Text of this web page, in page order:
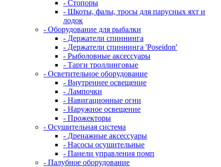
- Стопоры
- Шкоты, фалы, тросы для парусных яхт и
лодок
- Оборудование для рыбалки
- Держатели спиннинга
- Держатели спиннинга 'Poseidon'
- Рыболовные аксессуары
- Тарги троллинговые
- Осветительное оборудование
- Внутреннее освещение
- Лампочки
- Навигационные огни
- Наружное освещение
- Прожекторы
- Осушительная система
- Дренажные аксессуары
- Насосы осушительные
- Панели управления помп
- Палубное оборудование